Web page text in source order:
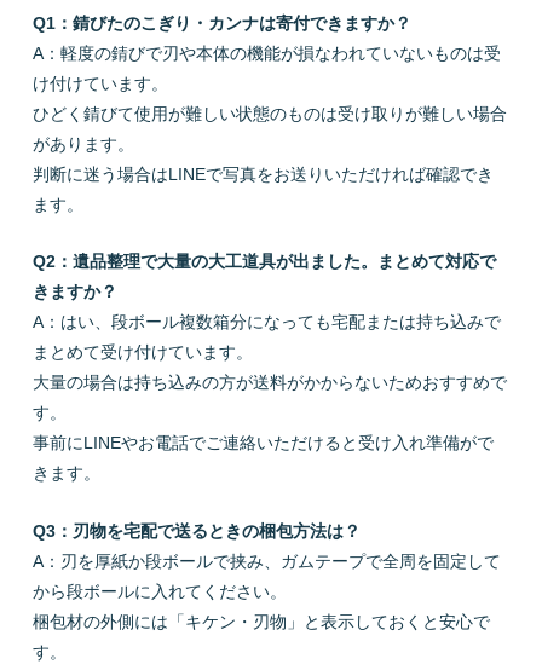
Q1：錆びたのこぎり・カンナは寄付できますか？
A：軽度の錆びで刃や本体の機能が損なわれていないものは受
け付けています。
ひどく錆びて使用が難しい状態のものは受け取りが難しい場合
があります。
判断に迷う場合はLINEで写真をお送りいただければ確認でき
ます。
Q2：遺品整理で大量の大工道具が出ました。まとめて対応で
きますか？
A：はい、段ボール複数箱分になっても宅配または持ち込みで
まとめて受け付けています。
大量の場合は持ち込みの方が送料がかからないためおすすめで
す。
事前にLINEやお電話でご連絡いただけると受け入れ準備がで
きます。
Q3：刃物を宅配で送るときの梱包方法は？
A：刃を厚紙か段ボールで挟み、ガムテープで全周を固定して
から段ボールに入れてください。
梱包材の外側には「キケン・刃物」と表示しておくと安心で
す。